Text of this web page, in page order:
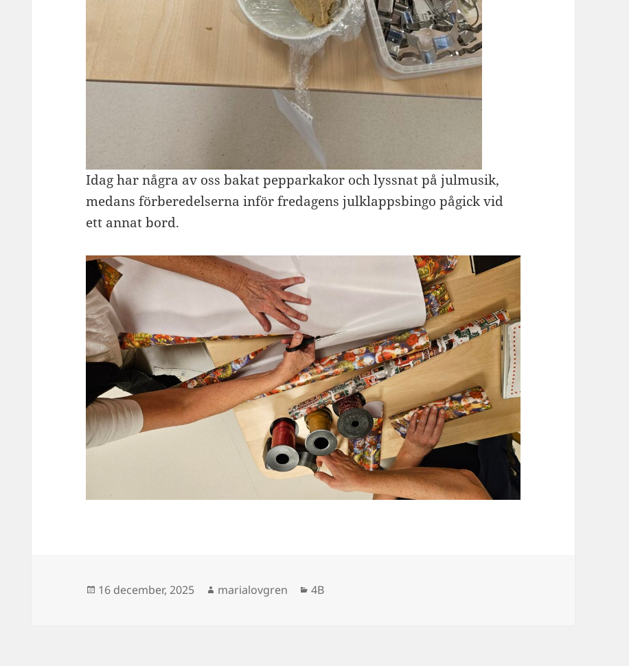
Idag har några av oss bakat pepparkakor och lyssnat på julmusik,
medans förberedelserna inför fredagens julklappsbingo pågick vid
ett annat bord.
Postat
16 december, 2025 Författare
marialovgren Kategorier
4B